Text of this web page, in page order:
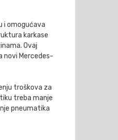
i omogućava
karkase
Ovaj
novi Mercedes-
troškova za
treba manje
pneumatika